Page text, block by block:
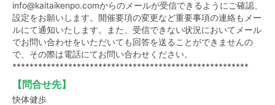
info@kaitaikenpo.comからのメールが受信できるようにご確認、
設定をお願いします。開催要項の変更など重要事項の連絡もメー
ルにて通知いたします。また、受信できない状況においてメール
でお問い合わせをいただいても回答を送ることができませんの
で、その際は電話にてお問い合わせください。
*******************************************************
【問合せ先】
快体健歩